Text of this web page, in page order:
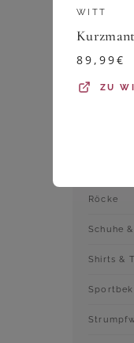
Röcke
Schuhe
Shirts &
WITT
89,99€
ZU